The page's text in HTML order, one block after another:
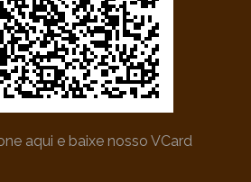
aqui e baixe nosso VCard